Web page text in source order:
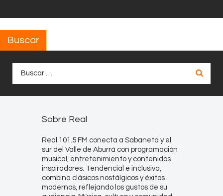
Buscar
Sobre Real
Real 101.5 FM conecta a Sabaneta y el
sur del Valle de Aburrá con programación
musical, entretenimiento y contenidos
inspiradores. Tendencial e inclusiva,
combina clásicos nostálgicos y éxitos
modernos, reflejando los gustos de su